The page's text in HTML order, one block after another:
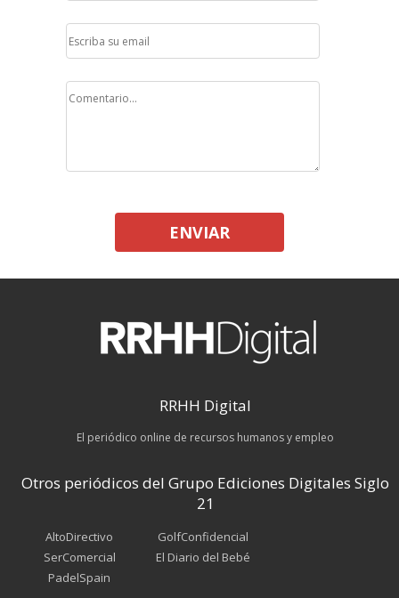
ENVIAR
RRHH Digital
El periódico online de recursos humanos y empleo
Otros periódicos del Grupo Ediciones Digitales Siglo
21
AltoDirectivo
SerComercial
PadelSpain
GolfConfidencial
El Diario del Bebé